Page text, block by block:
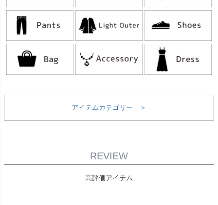
アイテムカテゴリー ＞
REVIEW
高評価アイテム